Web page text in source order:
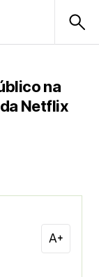
na
Netflix